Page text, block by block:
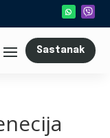
Sastanak